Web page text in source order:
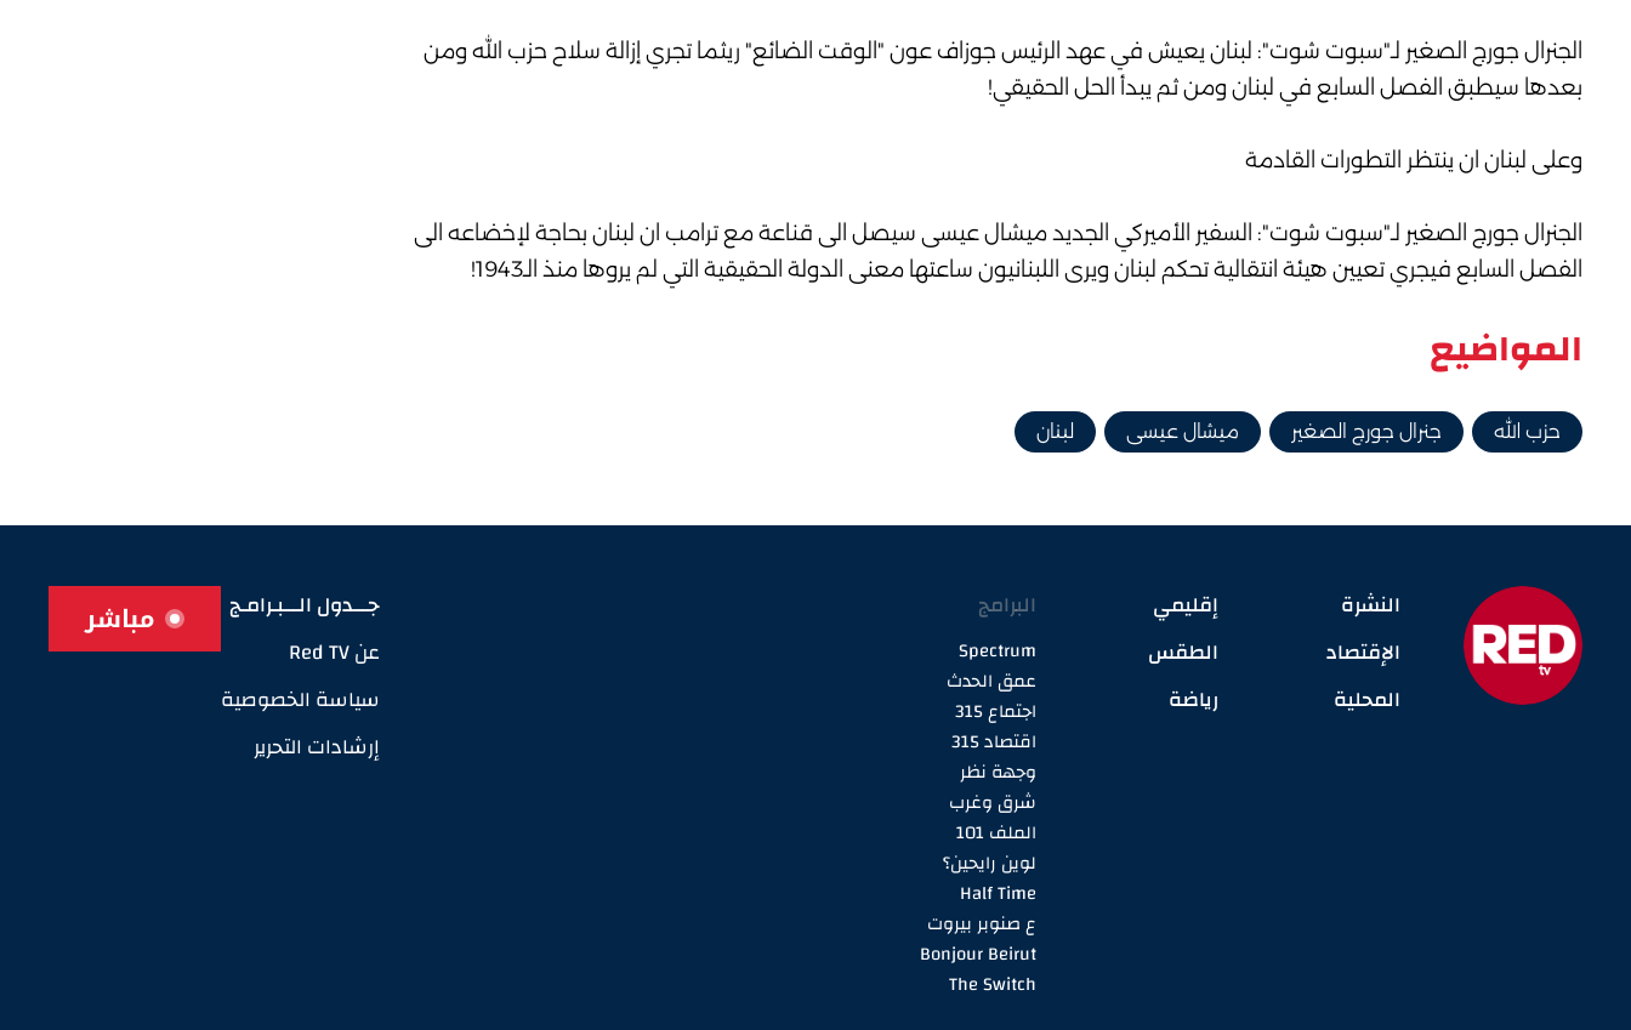
الجنرال جورج الصغير لـ"سبوت شوت": لبنان يعيش في عهد الرئيس جوزاف عون "الوقت الضائع" ريثما تجري إزالة سلاح حزب الله ومن
بعدها سيطبق الفصل السابع في لبنان ومن ثم يبدأ الحل الحقيقي!
وعلى لبنان ان ينتظر التطورات القادمة
الجنرال جورج الصغير لـ"سبوت شوت": السفير الأميركي الجديد ميشال عيسى سيصل الى قناعة مع ترامب ان لبنان بحاجة لإخضاعه الى
الفصل السابع فيجري تعيين هيئة انتقالية تحكم لبنان ويرى اللبنانيون ساعتها معنى الدولة الحقيقية التي لم يروها منذ الـ1943!
المواضيع
حزب الله جنرال جورج الصغير ميشال عيسى لبنان
النشرة
الإقتصاد
المحلية
إقليمي
الطقس
رياضة
البرامج
Spectrum
عمق الحدث
اجتماع 315
اقتصاد 315
وجهة نظر
شرق وغرب
الملف 101
لوين رايحين؟
Half Time
ع صنوبر بيروت
Bonjour Beirut
The Switch
جـــدول الـــبـرامـج
عن Red TV
سياسة الخصوصية
إرشادات التحرير
مباشر